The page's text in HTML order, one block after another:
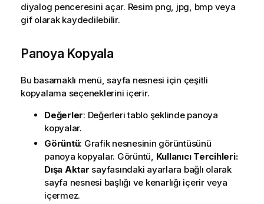
diyalog penceresini açar. Resim png, jpg, bmp veya
gif olarak kaydedilebilir.
Panoya Kopyala
Bu basamaklı menü, sayfa nesnesi için çeşitli
kopyalama seçeneklerini içerir.
Değerler: Değerleri tablo şeklinde panoya
kopyalar.
Görüntü: Grafik nesnesinin görüntüsünü
panoya kopyalar. Görüntü, Kullanıcı Tercihleri:
Dışa Aktar sayfasındaki ayarlara bağlı olarak
sayfa nesnesi başlığı ve kenarlığı içerir veya
içermez.